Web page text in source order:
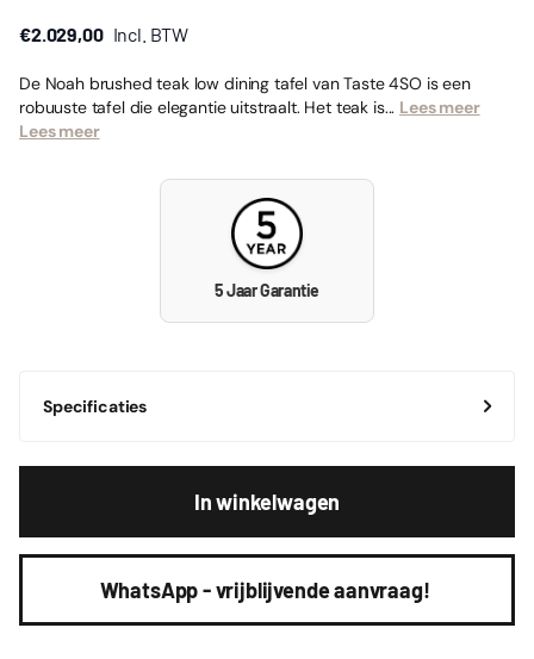
€2.029,00 Incl. BTW
De Noah brushed teak low dining tafel van Taste 4SO is een
robuuste tafel die elegantie uitstraalt. Het teak is... Lees meer
Lees meer
5 Jaar Garantie
Specificaties
In winkelwagen
WhatsApp - vrijblijvende aanvraag!